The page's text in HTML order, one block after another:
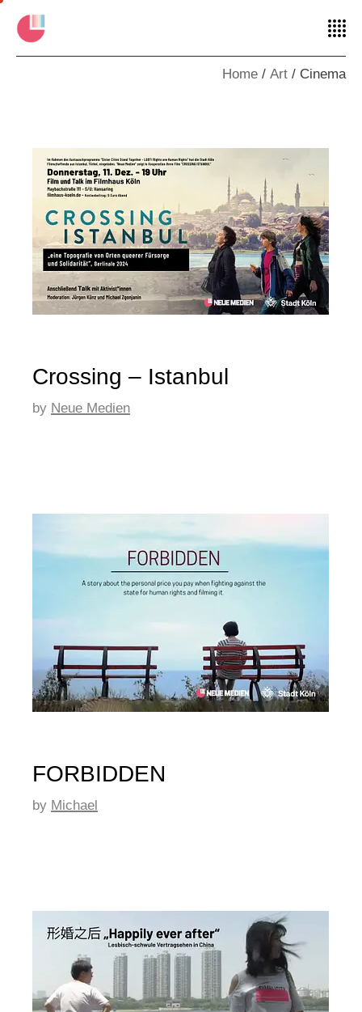
Home Art Cinema
Crossing – Istanbul
by Neue Medien
FORBIDDEN
by Michael